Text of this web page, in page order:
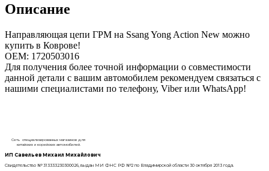
Описание
Направляющая цепи ГРМ на Ssang Yong Action New можно
купить в Коврове!
OEM: 1720503016
Для получения более точной информации о совместимости
данной детали с вашим автомобилем рекомендуем связаться с
нашими специалистами по телефону, Viber или WhatsApp!
Сеть специализированных магазинов для
китайских и корейских автомобилей.
ИП Савельев Михаил Михайлович
Свидетельство № 313333230300026, выдан МИ ФНС РФ №2 по Владимирской области 30 октября 2013 года.